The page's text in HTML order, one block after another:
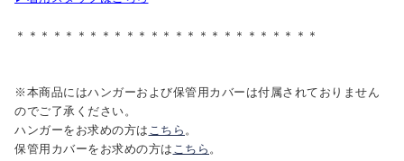
＊＊＊＊＊＊＊＊＊＊＊＊＊＊＊＊＊＊＊＊＊＊＊＊＊
※本商品にはハンガーおよび保管用カバーは付属されておりません
のでご了承ください。
ハンガーをお求めの方は こちら 。
保管用カバーをお求めの方は こちら 。